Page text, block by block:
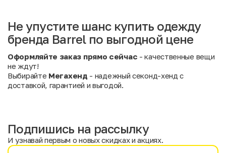
Не упустите шанс купить одежду
бренда Barrel по выгодной цене
Оформляйте заказ прямо сейчас - качественные вещи
не ждут!
Выбирайте Мегахенд - надежный секонд-хенд с
доставкой, гарантией и выгодой.
Подпишись на рассылку
И узнавай первым о новых скидках и акциях.